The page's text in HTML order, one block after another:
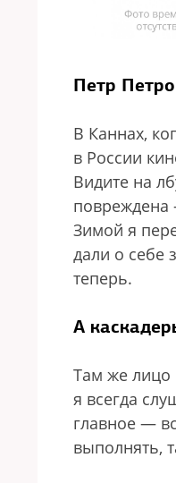
Петр
В Каннах,
в России
Видите на
повреждена
Зимой я
дали о себе
теперь.
А
Там же лицо
я всегда
главное —
выполнять,